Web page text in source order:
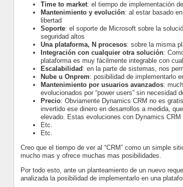
Time to market: el tiempo de implementación
Mantenimiento y evolución: al estar basado
libertad
Soporte: el soporte de Microsoft sobre la
seguridad altos
Una plataforma, N procesos: sobre la misma
Integración con cualquier otra solución:
plataforma es muy fácilmente integrable con
Escalabilidad : en la parte de sistemas, nos
Nube u Onprem: posibilidad de implementarlo
Mantenimiento por usuarios avanzados:
evolucionados por “power users” sin necesidad
Precio: Obviamente Dynamics CRM no es
invertido ese dinero en desarrollos a medida,
elevado. Estas evoluciones con Dynamics
Etc.
Etc.
Creo que el tiempo de ver al “CRM” como un simple
mucho mas y ofrece muchas mas posibilidades.
Por todo esto, ante un planteamiento de un nuevo
analizada la posibilidad de implementarlo en una